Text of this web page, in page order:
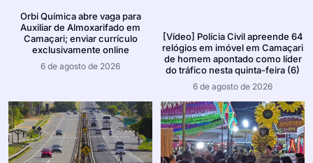
Orbi Química abre vaga para
Auxiliar de Almoxarifado em
Camaçari; enviar currículo
exclusivamente online
6 de agosto de 2026
[Vídeo] Polícia Civil apreende 64
relógios em imóvel em Camaçari
de homem apontado como líder
do tráfico nesta quinta-feira (6)
6 de agosto de 2026